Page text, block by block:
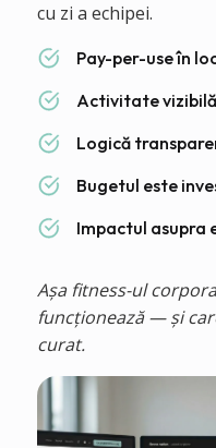
cu zi a echipei.
Pay-per-use în
Activitate
Logică
Bugetul este
Impactul asupra
Așa fitness-ul
funcționează — și
curat.